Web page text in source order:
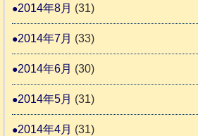
2014年8月 (31)
2014年7月 (33)
2014年6月 (30)
2014年5月 (31)
2014年4月 (31)